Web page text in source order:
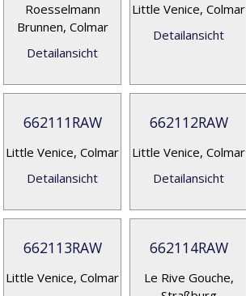
Roesselmann
Brunnen, Colmar
Detailansicht
Little Venice, Colmar
Detailansicht
662111RAW
Little Venice, Colmar
Detailansicht
662112RAW
Little Venice, Colmar
Detailansicht
662113RAW
Little Venice, Colmar
662114RAW
Le Rive Gouche,